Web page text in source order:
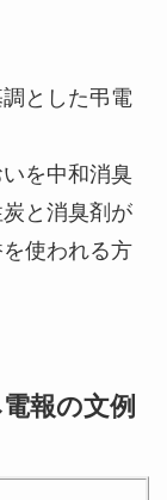
とした弔電
を中和消臭
と消臭剤が
使われる方
報の文例